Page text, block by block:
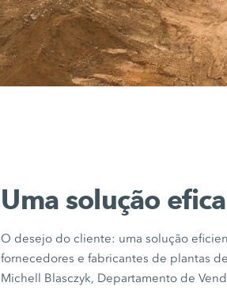
Uma solução
O desejo do cliente: uma solução
fornecedores e fabricantes de plantas
Michell Blasczyk, Departamento de